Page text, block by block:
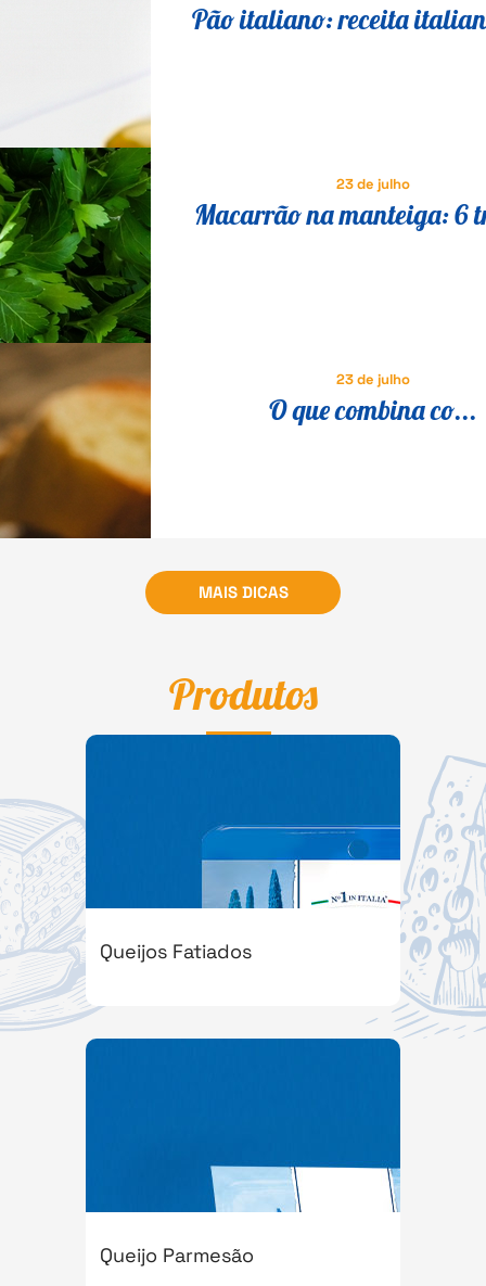
Pão italiano: receita
23 de julho
Macarrão na manteiga: 6
23 de julho
O que combina co...
MAIS DICAS
Produtos
Queijos Fatiados
Queijo Parmesão